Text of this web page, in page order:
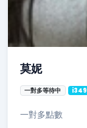
莫妮
一對多等待中 i349
一對多點數